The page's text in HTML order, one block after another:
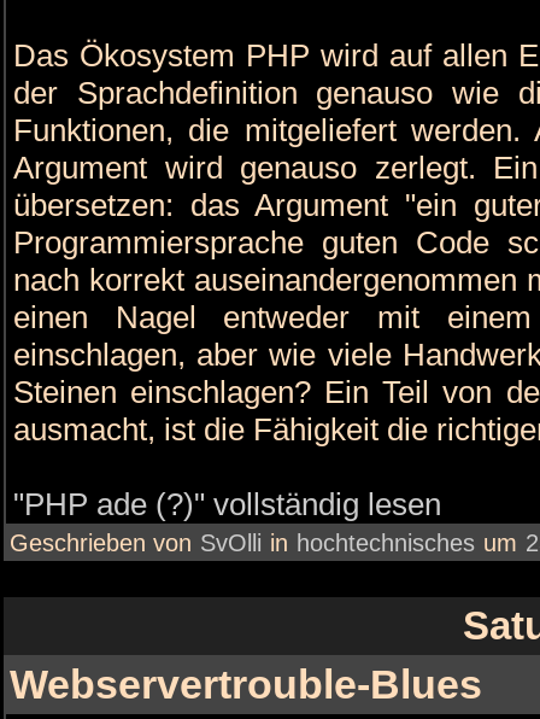
Das Ökosystem PHP wird auf allen
der Sprachdefinition genauso wie
Funktionen, die mitgeliefert
Argument wird genauso zerlegt.
übersetzen: das Argument "ein
Programmiersprache guten Code
nach korrekt
einen Nagel entweder mit
einschlagen, aber wie viele
Steinen einschlagen? Ein Teil von
ausmacht, ist die Fähigkeit die
"PHP ade (?)" vollständig lesen
Geschrieben von SvOlli in hochtechnisches um
Webservertrouble-Blues